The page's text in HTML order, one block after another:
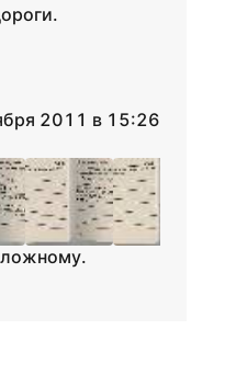
2011 в 15:26